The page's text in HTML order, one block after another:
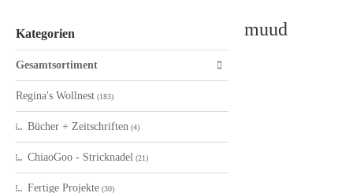
Kategorien
Gesamtsortiment
Regina's Wollnest (183)
Bücher + Zeitschriften (4)
ChiaoGoo - Stricknadel (21)
Fertige Projekte (30)
muud